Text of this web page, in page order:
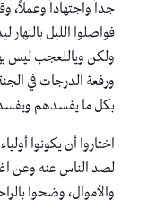
جداً واجتهاداً وعملاً،
فواصلوا الليل
ولكن وياللعجب ليس
ورفعة الدرجات في
بكل ما يفسدهم
اختاروا أن يكونوا
لصد الناس عنه وعن
والأموال، وضحوا